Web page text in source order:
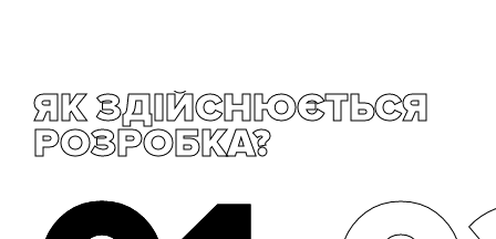
ЯК ЗДІЙСНЮЄТЬСЯ
РОЗРОБКА?